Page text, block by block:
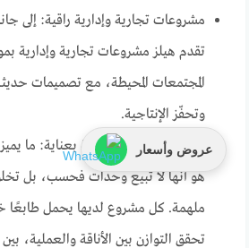
مشروعات تجارية وإدارية راقية: إلى
تقدم هيلز مشروعات تجارية وإدارية
المجتمعات المحيطة، مع تصميمات
وتحفّز الإنتاجية.
هو أنها لا تبيع وحدات فحسب، بل
ملهمة. كل مشروع لديها يحمل طابعًا
تحقق التوازن بين الأناقة والعملية،
عروض وأسعار